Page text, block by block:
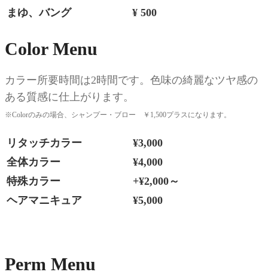
まゆ、バング
¥ 500
Color Menu
カラー所要時間は2時間です。色味の綺麗なツヤ感の
ある質感に仕上がります。
※Colorのみの場合、シャンプー・ブロー ￥1,500プラスになります。
リタッチカラー
¥3,000
全体カラー
¥4,000
特殊カラー
+¥2,000～
ヘアマニキュア
¥5,000
Perm Menu